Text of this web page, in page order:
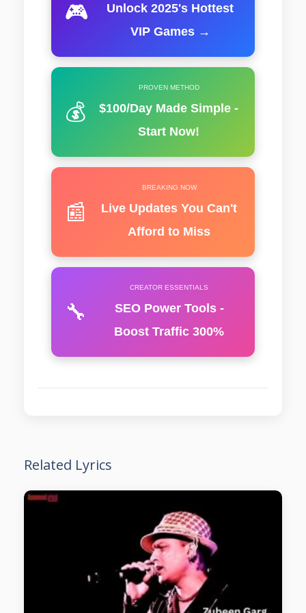
🎮
Unlock 2025's Hottest
VIP Games →
💰
PROVEN METHOD
$100/Day Made Simple -
Start Now!
📰
BREAKING NOW
Live Updates You Can't
Afford to Miss
🔧
CREATOR ESSENTIALS
SEO Power Tools -
Boost Traffic 300%
Related Lyrics